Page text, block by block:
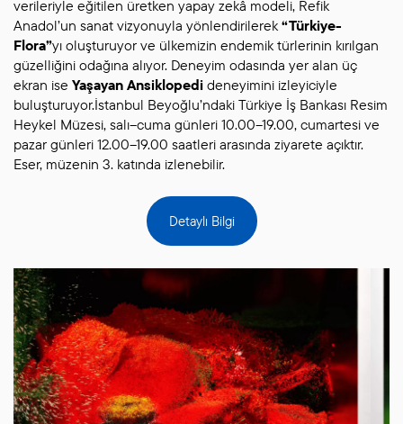
verileriyle eğitilen üretken yapay zekâ modeli, Refik
Anadol’un sanat vizyonuyla yönlendirilerek “Türkiye-
Flora”yı oluşturuyor ve ülkemizin endemik türlerinin kırılgan
güzelliğini odağına alıyor. Deneyim odasında yer alan üç
ekran ise Yaşayan Ansiklopedi deneyimini izleyiciyle
buluşturuyor.İstanbul Beyoğlu’ndaki Türkiye İş Bankası Resim
Heykel Müzesi, salı–cuma günleri 10.00–19.00, cumartesi ve
pazar günleri 12.00–19.00 saatleri arasında ziyarete açıktır.
Eser, müzenin 3. katında izlenebilir.
Detaylı Bilgi